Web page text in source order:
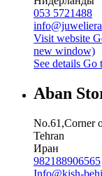
053 5721488
Visit website
new window)
See details Go
Aban
No.61,Corner
Tehran
Иран
982188906565
Info@kish-